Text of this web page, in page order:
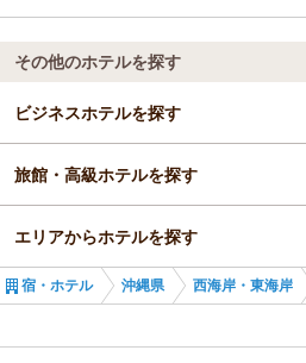
その他のホテルを探す
ビジネスホテルを探す
沖縄県
西海岸・東海岸
西海岸
旅館・高級ホテルを探す
沖縄県
エリアからホテルを探す
沖縄県
宿・ホテル 沖縄県 西海岸・東海岸